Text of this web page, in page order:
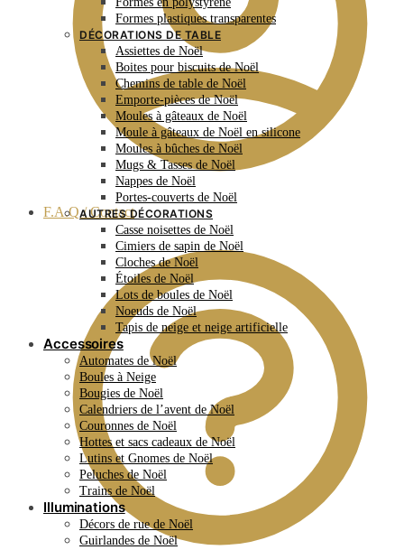
F.A.Q / Contact
Formes plastiques transparentes
DÉCORATIONS DE TABLE
Assiettes de Noël
Boites pour biscuits de Noël
Chemins de table de Noël
Emporte-pièces de Noël
Moules à gâteaux de Noël
Moule à gâteaux de Noël en silicone
Moules à bûches de Noël
Mugs & Tasses de Noël
Nappes de Noël
Portes-couverts de Noël
AUTRES DÉCORATIONS
Casse noisettes de Noël
Cimiers de sapin de Noël
Cloches de Noël
Étoiles de Noël
Lots de boules de Noël
Noeuds de Noël
Tapis de neige et neige artificielle
Accessoires
Automates de Noël
Boules à Neige
Bougies de Noël
Calendriers de l’avent de Noël
Couronnes de Noël
Hottes et sacs cadeaux de Noël
Lutins et Gnomes de Noël
Peluches de Noël
Trains de Noël
Illuminations
Décors de rue de Noël
Guirlandes de Noël